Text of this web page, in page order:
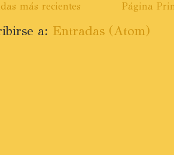
más recientes Página
a: Entradas (Atom)